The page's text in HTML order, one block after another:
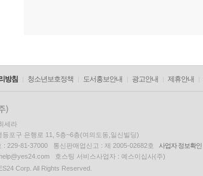
방침 청소년보호정책 도서홍보안내 광고안내 제휴안내
세라
등포구 은행로 11, 5층~6층(여의도동,일신빌딩)
: 229-81-37000 통신판매업신고 : 제 2005-02682호
사업자 정보확인
호스팅 서비스사업자 : 예스이십사(주)
Corp. All Rights Reserved.